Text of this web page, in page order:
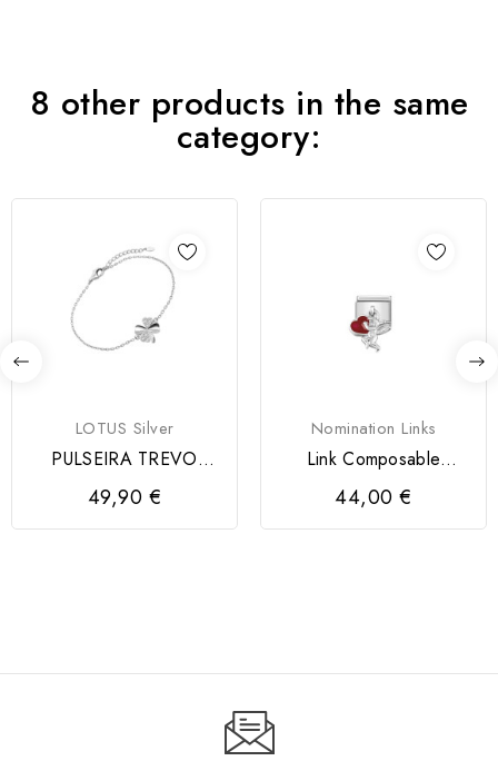
8 other products in the same
category:
LOTUS Silver
PULSEIRA TREVO
LOTUS SILVER PRATA
49,90 €
Nomination Links
Link Composable
Classic Pingente
Cupido em...
44,00 €